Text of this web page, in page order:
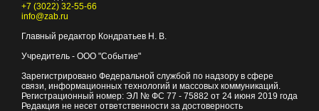
+7 (3022) 32-55-66
info@zab.ru
Главный редактор Кондратьев Н. В.
Учредитель - ООО "Событие"
Зарегистрировано Федеральной службой по надзору в сфере
связи, информационных технологий и массовых коммуникаций.
Регистрационный номер: ЭЛ № ФС 77 - 75882 от 24 июня 2019 года
Редакция не несет ответственности за достоверность